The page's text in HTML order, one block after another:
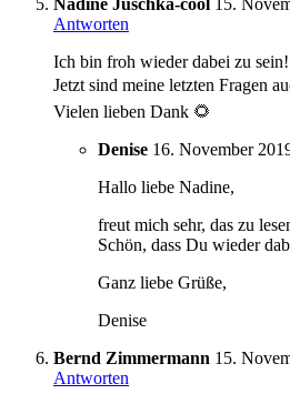
Nadine Juschka-cool 15.
Antworten
Ich bin froh wieder dabei zu
Jetzt sind meine letzten Fragen
Vielen lieben Dank 🌻
Denise 16. November
Hallo liebe Nadine,
freut mich sehr, das zu
Schön, dass Du wieder
Ganz liebe Grüße,
Denise
Bernd Zimmermann 15.
Antworten